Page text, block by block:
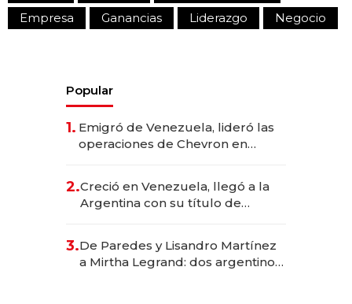
Empresa
Ganancias Liderazgo Negocio
Popular
1. Emigró de Venezuela, lideró las
operaciones de Chevron en
2.Creció en Venezuela, llegó a la
Argentina con su título de
las marcas "fast premium"
3.De Paredes y Lisandro Martínez
a Mirtha Legrand: dos argentinos